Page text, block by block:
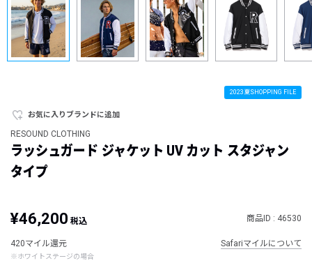
2023夏SHOPPING FILE
お気に入りブランドに追加
RESOUND CLOTHING
ラッシュガード ジャケット UV カット スタジャン
タイプ
¥46,200 税込 商品ID : 46530
420マイル還元
※ホワイトステージの場合
Safariマイルについて